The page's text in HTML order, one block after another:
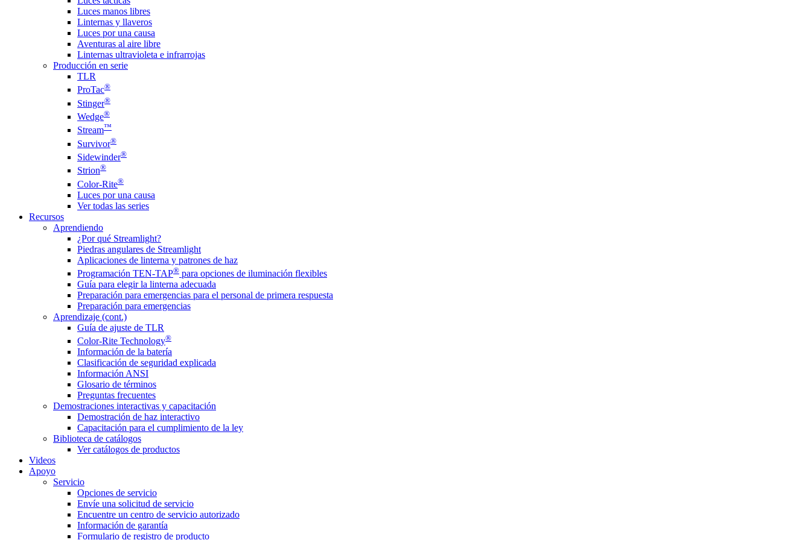
Luces manos libres
Linternas y llaveros
Luces por una causa
Aventuras al aire libre
Linternas ultravioleta e infrarrojas
Producción en serie
TLR
ProTac®
Stinger®
Wedge®
Stream™
Survivor®
Sidewinder®
Strion®
Color-Rite®
Luces por una causa
Ver todas las series
Recursos
Aprendiendo
¿Por qué Streamlight?
Piedras angulares de Streamlight
Aplicaciones de linterna y patrones de haz
Programación TEN-TAP® para opciones de iluminación flexibles
Guía para elegir la linterna adecuada
Preparación para emergencias para el personal de primera respuesta
Preparación para emergencias
Aprendizaje (cont.)
Guía de ajuste de TLR
Color-Rite Technology®
Información de la batería
Clasificación de seguridad explicada
Información ANSI
Glosario de términos
Preguntas frecuentes
Demostraciones interactivas y capacitación
Demostración de haz interactivo
Capacitación para el cumplimiento de la ley
Biblioteca de catálogos
Ver catálogos de productos
Videos
Apoyo
Servicio
Opciones de servicio
Envíe una solicitud de servicio
Encuentre un centro de servicio autorizado
Información de garantía
Formulario de registro de producto